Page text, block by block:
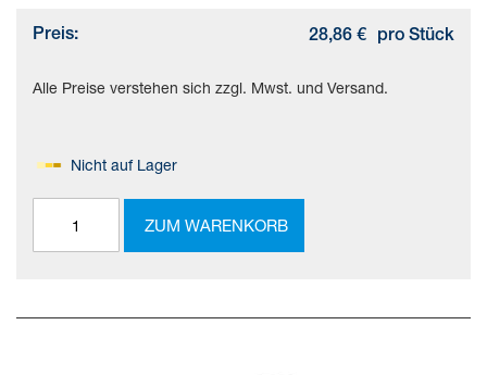
Preis: 28,86 € pro Stück
Alle Preise verstehen sich zzgl. Mwst. und Versand.
Nicht auf Lager
ZUM WARENKORB